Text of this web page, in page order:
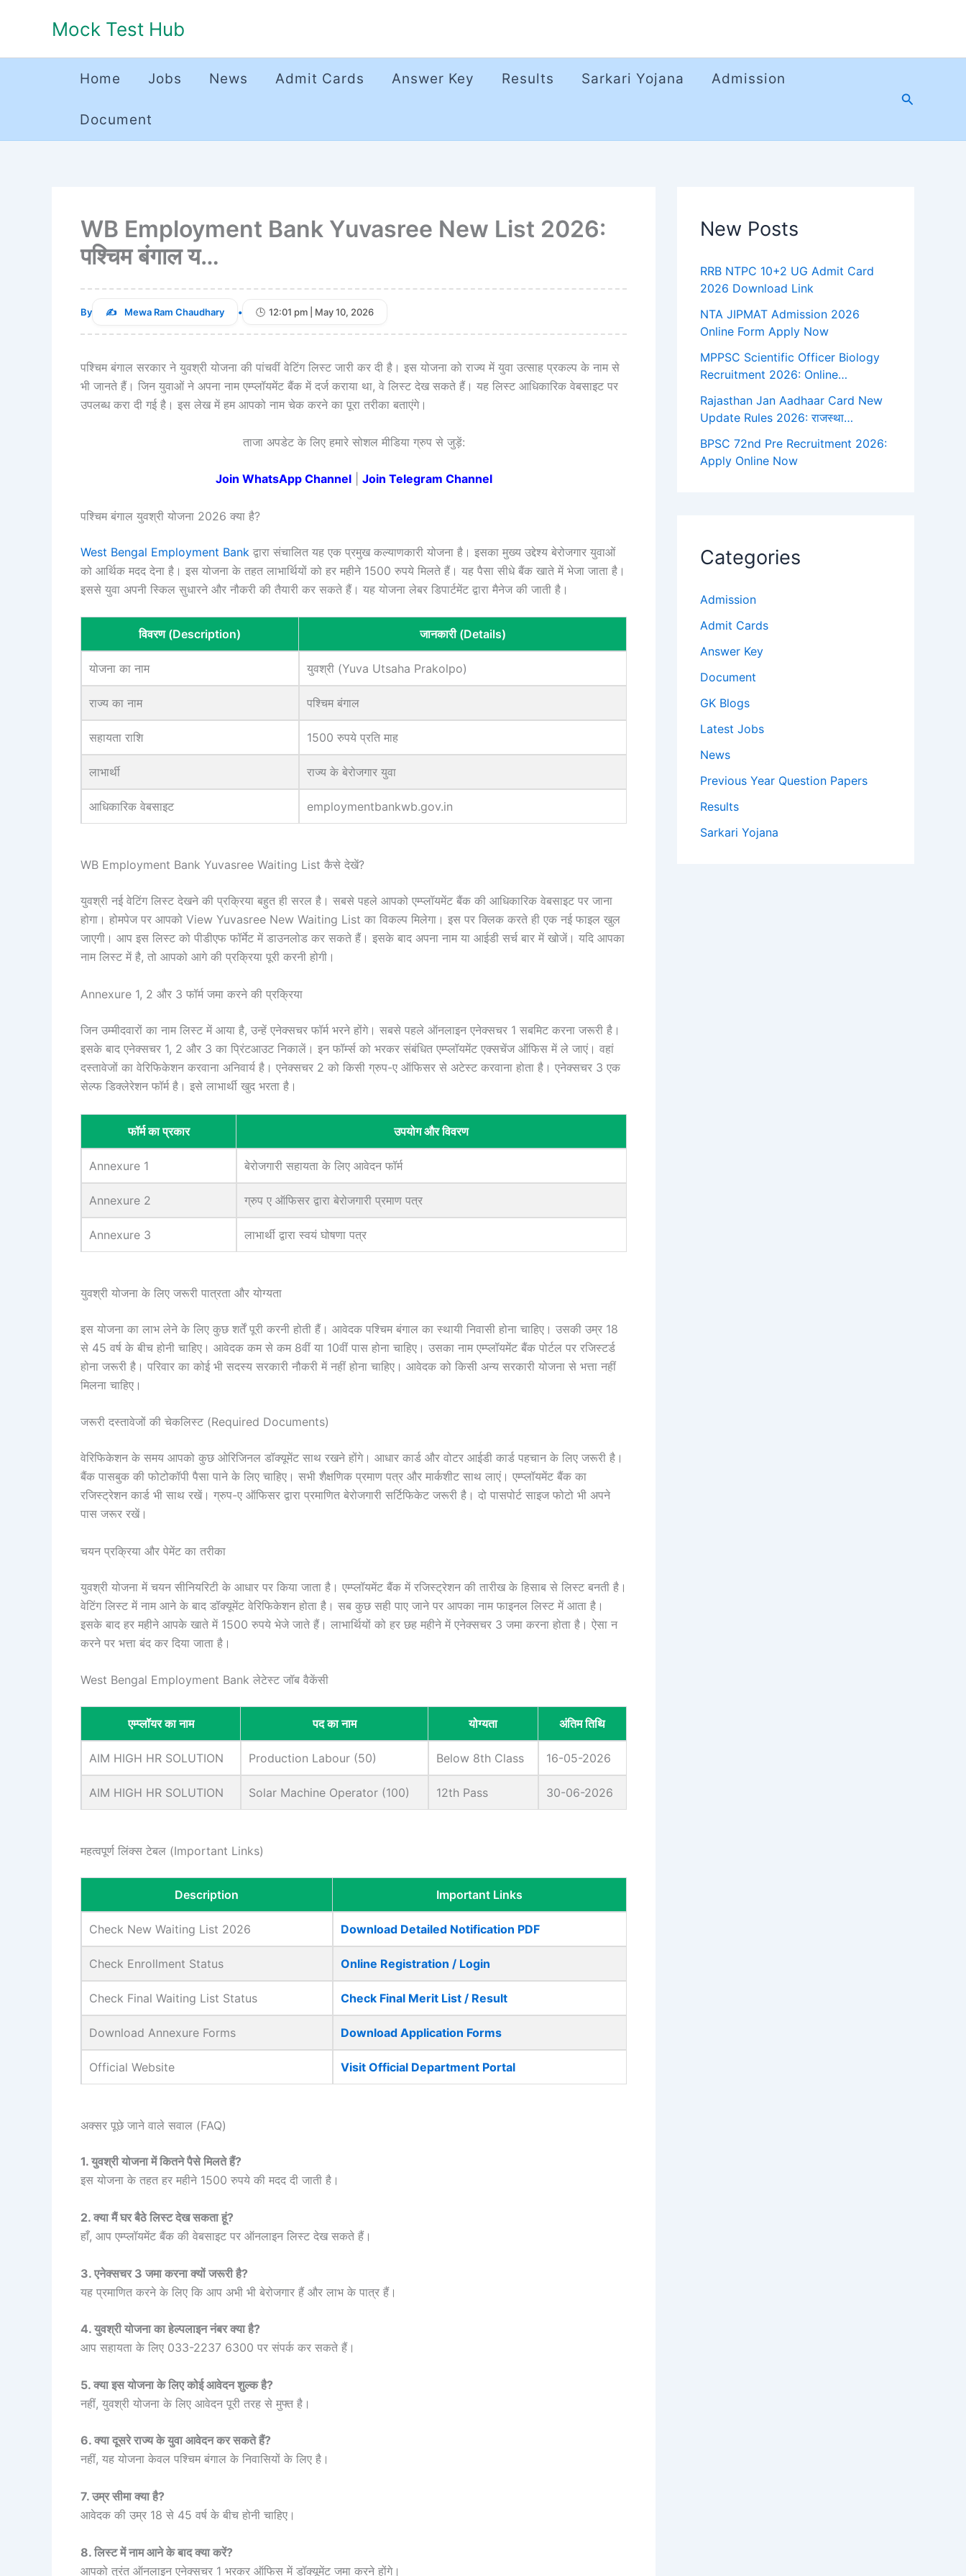
Mock Test Hub
Home Jobs News Admit Cards Answer Key Results Sarkari Yojana Admission
Document
Search
WB Employment Bank Yuvasree New List 2026:
पश्चिम बंगाल य…
By Mewa Ram Chaudhary • 12:01 pm | May 10, 2026
पश्चिम बंगाल सरकार ने युवश्री योजना की पांचवीं वेटिंग लिस्ट जारी कर दी है। इस योजना को राज्य में युवा उत्साह प्रकल्प के नाम से
भी जानते हैं। जिन युवाओं ने अपना नाम एम्प्लॉयमेंट बैंक में दर्ज कराया था, वे लिस्ट देख सकते हैं। यह लिस्ट आधिकारिक वेबसाइट पर
उपलब्ध करा दी गई है। इस लेख में हम आपको नाम चेक करने का पूरा तरीका बताएंगे।
ताजा अपडेट के लिए हमारे सोशल मीडिया ग्रुप से जुड़ें:
Join WhatsApp Channel| Join Telegram Channel
पश्चिम बंगाल युवश्री योजना 2026 क्या है?
West Bengal Employment Bank द्वारा संचालित यह एक प्रमुख कल्याणकारी योजना है। इसका मुख्य उद्देश्य बेरोजगार युवाओं
को आर्थिक मदद देना है। इस योजना के तहत लाभार्थियों को हर महीने 1500 रुपये मिलते हैं। यह पैसा सीधे बैंक खाते में भेजा जाता है।
इससे युवा अपनी स्किल सुधारने और नौकरी की तैयारी कर सकते हैं। यह योजना लेबर डिपार्टमेंट द्वारा मैनेज की जाती है।
विवरण (Description) जानकारी (Details)
योजना का नाम युवश्री (Yuva Utsaha Prakolpo)
राज्य का नाम पश्चिम बंगाल
सहायता राशि 1500 रुपये प्रति माह
लाभार्थी राज्य के बेरोजगार युवा
आधिकारिक वेबसाइट employmentbankwb.gov.in
WB Employment Bank Yuvasree Waiting List कैसे देखें?
युवश्री नई वेटिंग लिस्ट देखने की प्रक्रिया बहुत ही सरल है। सबसे पहले आपको एम्प्लॉयमेंट बैंक की आधिकारिक वेबसाइट पर जाना
होगा। होमपेज पर आपको View Yuvasree New Waiting List का विकल्प मिलेगा। इस पर क्लिक करते ही एक नई फाइल खुल
जाएगी। आप इस लिस्ट को पीडीएफ फॉर्मेट में डाउनलोड कर सकते हैं। इसके बाद अपना नाम या आईडी सर्च बार में खोजें। यदि आपका
नाम लिस्ट में है, तो आपको आगे की प्रक्रिया पूरी करनी होगी।
Annexure 1, 2 और 3 फॉर्म जमा करने की प्रक्रिया
जिन उम्मीदवारों का नाम लिस्ट में आया है, उन्हें एनेक्सचर फॉर्म भरने होंगे। सबसे पहले ऑनलाइन एनेक्सचर 1 सबमिट करना जरूरी है।
इसके बाद एनेक्सचर 1, 2 और 3 का प्रिंटआउट निकालें। इन फॉर्म्स को भरकर संबंधित एम्प्लॉयमेंट एक्सचेंज ऑफिस में ले जाएं। वहां
दस्तावेजों का वेरिफिकेशन करवाना अनिवार्य है। एनेक्सचर 2 को किसी ग्रुप-ए ऑफिसर से अटेस्ट करवाना होता है। एनेक्सचर 3 एक
सेल्फ डिक्लेरेशन फॉर्म है। इसे लाभार्थी खुद भरता है।
फॉर्म का प्रकार उपयोग और विवरण
Annexure 1 बेरोजगारी सहायता के लिए आवेदन फॉर्म
Annexure 2 ग्रुप ए ऑफिसर द्वारा बेरोजगारी प्रमाण पत्र
Annexure 3 लाभार्थी द्वारा स्वयं घोषणा पत्र
युवश्री योजना के लिए जरूरी पात्रता और योग्यता
इस योजना का लाभ लेने के लिए कुछ शर्तें पूरी करनी होती हैं। आवेदक पश्चिम बंगाल का स्थायी निवासी होना चाहिए। उसकी उम्र 18
से 45 वर्ष के बीच होनी चाहिए। आवेदक कम से कम 8वीं या 10वीं पास होना चाहिए। उसका नाम एम्प्लॉयमेंट बैंक पोर्टल पर रजिस्टर्ड
होना जरूरी है। परिवार का कोई भी सदस्य सरकारी नौकरी में नहीं होना चाहिए। आवेदक को किसी अन्य सरकारी योजना से भत्ता नहीं
मिलना चाहिए।
जरूरी दस्तावेजों की चेकलिस्ट (Required Documents)
वेरिफिकेशन के समय आपको कुछ ओरिजिनल डॉक्यूमेंट साथ रखने होंगे। आधार कार्ड और वोटर आईडी कार्ड पहचान के लिए जरूरी है।
बैंक पासबुक की फोटोकॉपी पैसा पाने के लिए चाहिए। सभी शैक्षणिक प्रमाण पत्र और मार्कशीट साथ लाएं। एम्प्लॉयमेंट बैंक का
रजिस्ट्रेशन कार्ड भी साथ रखें। ग्रुप-ए ऑफिसर द्वारा प्रमाणित बेरोजगारी सर्टिफिकेट जरूरी है। दो पासपोर्ट साइज फोटो भी अपने
पास जरूर रखें।
चयन प्रक्रिया और पेमेंट का तरीका
युवश्री योजना में चयन सीनियरिटी के आधार पर किया जाता है। एम्प्लॉयमेंट बैंक में रजिस्ट्रेशन की तारीख के हिसाब से लिस्ट बनती है।
वेटिंग लिस्ट में नाम आने के बाद डॉक्यूमेंट वेरिफिकेशन होता है। सब कुछ सही पाए जाने पर आपका नाम फाइनल लिस्ट में आता है।
इसके बाद हर महीने आपके खाते में 1500 रुपये भेजे जाते हैं। लाभार्थियों को हर छह महीने में एनेक्सचर 3 जमा करना होता है। ऐसा न
करने पर भत्ता बंद कर दिया जाता है।
West Bengal Employment Bank लेटेस्ट जॉब वैकेंसी
एम्प्लॉयर का नाम पद का नाम योग्यता अंतिम तिथि
AIM HIGH HR SOLUTION Production Labour (50) Below 8th Class 16-05-2026
AIM HIGH HR SOLUTION Solar Machine Operator (100) 12th Pass 30-06-2026
महत्वपूर्ण लिंक्स टेबल (Important Links)
Description Important Links
Check New Waiting List 2026 Download Detailed Notification PDF
Check Enrollment Status Online Registration / Login
Check Final Waiting List Status Check Final Merit List / Result
Download Annexure Forms Download Application Forms
Official Website Visit Official Department Portal
अक्सर पूछे जाने वाले सवाल (FAQ)
1. युवश्री योजना में कितने पैसे मिलते हैं?
इस योजना के तहत हर महीने 1500 रुपये की मदद दी जाती है।
2. क्या मैं घर बैठे लिस्ट देख सकता हूं?
हाँ, आप एम्प्लॉयमेंट बैंक की वेबसाइट पर ऑनलाइन लिस्ट देख सकते हैं।
3. एनेक्सचर 3 जमा करना क्यों जरूरी है?
यह प्रमाणित करने के लिए कि आप अभी भी बेरोजगार हैं और लाभ के पात्र हैं।
4. युवश्री योजना का हेल्पलाइन नंबर क्या है?
आप सहायता के लिए 033-2237 6300 पर संपर्क कर सकते हैं।
5. क्या इस योजना के लिए कोई आवेदन शुल्क है?
नहीं, युवश्री योजना के लिए आवेदन पूरी तरह से मुफ्त है।
6. क्या दूसरे राज्य के युवा आवेदन कर सकते हैं?
नहीं, यह योजना केवल पश्चिम बंगाल के निवासियों के लिए है।
7. उम्र सीमा क्या है?
आवेदक की उम्र 18 से 45 वर्ष के बीच होनी चाहिए।
8. लिस्ट में नाम आने के बाद क्या करें?
आपको तुरंत ऑनलाइन एनेक्सचर 1 भरकर ऑफिस में डॉक्यूमेंट जमा करने होंगे।
New Posts
RRB NTPC 10+2 UG Admit Card
2026 Download Link
NTA JIPMAT Admission 2026
Online Form Apply Now
MPPSC Scientific Officer Biology
Recruitment 2026: Online…
Rajasthan Jan Aadhaar Card New
Update Rules 2026: राजस्था…
BPSC 72nd Pre Recruitment 2026:
Apply Online Now
Categories
Admission
Admit Cards
Answer Key
Document
GK Blogs
Latest Jobs
News
Previous Year Question Papers
Results
Sarkari Yojana